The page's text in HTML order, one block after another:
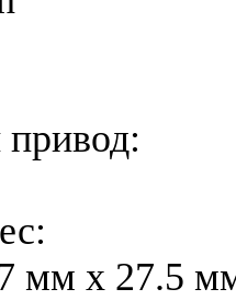
мм x 27.5